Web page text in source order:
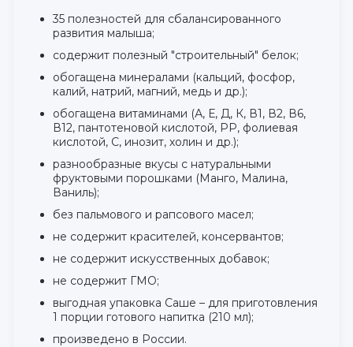
35 полезностей для сбалансированного
развития малыша;
содержит полезный "строительный" белок;
обогащена минералами (кальций, фосфор,
калий, натрий, магний, медь и др.);
обогащена витаминами (А, Е, Д, К, В1, В2, В6,
В12, пантотеновой кислотой, РР, фолиевая
кислотой, С, инозит, холин и др.);
разнообразные вкусы с натуральными
фруктовыми порошками (Манго, Малина,
Ваниль);
без пальмового и рапсового масел;
не содержит красителей, консервантов;
не содержит искусственных добавок;
не содержит ГМО;
выгодная упаковка Саше – для приготовления
1 порции готового напитка (210 мл);
произведено в России.